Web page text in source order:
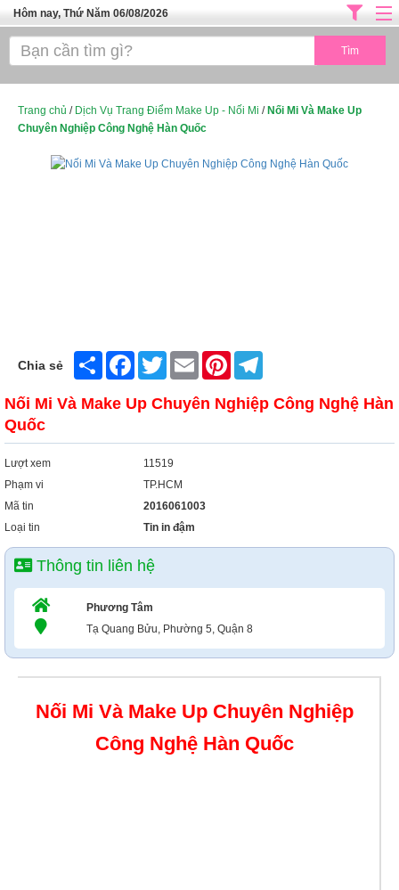
Hôm nay, Thứ Năm 06/08/2026
Trang chủ
SPA TPHCM
Trang chủ / Dịch Vụ Trang Điểm Make Up - Nối Mi / Nối Mi Và Make Up
Chuyên Nghiệp Công Nghệ Hàn Quốc
Chia sẻ Share FacebookTwitter Email Pinterest
Nối Mi Và Make Up Chuyên Nghiệp Công Nghệ Hàn
Quốc
Lượt xem
11519
Phạm vi
TP.HCM
Mã tin
2016061003
Loại tin
Tin in đậm
Thông tin liên hệ
Phương Tâm
Tạ Quang Bửu, Phường 5, Quận 8
Nối Mi Và Make Up Chuyên Nghiệp
Công Nghệ Hàn Quốc